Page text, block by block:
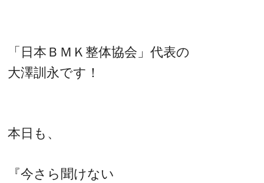
「日本ＢＭＫ整体協会」代表の
大澤訓永です！
本日も、
『今さら聞けない